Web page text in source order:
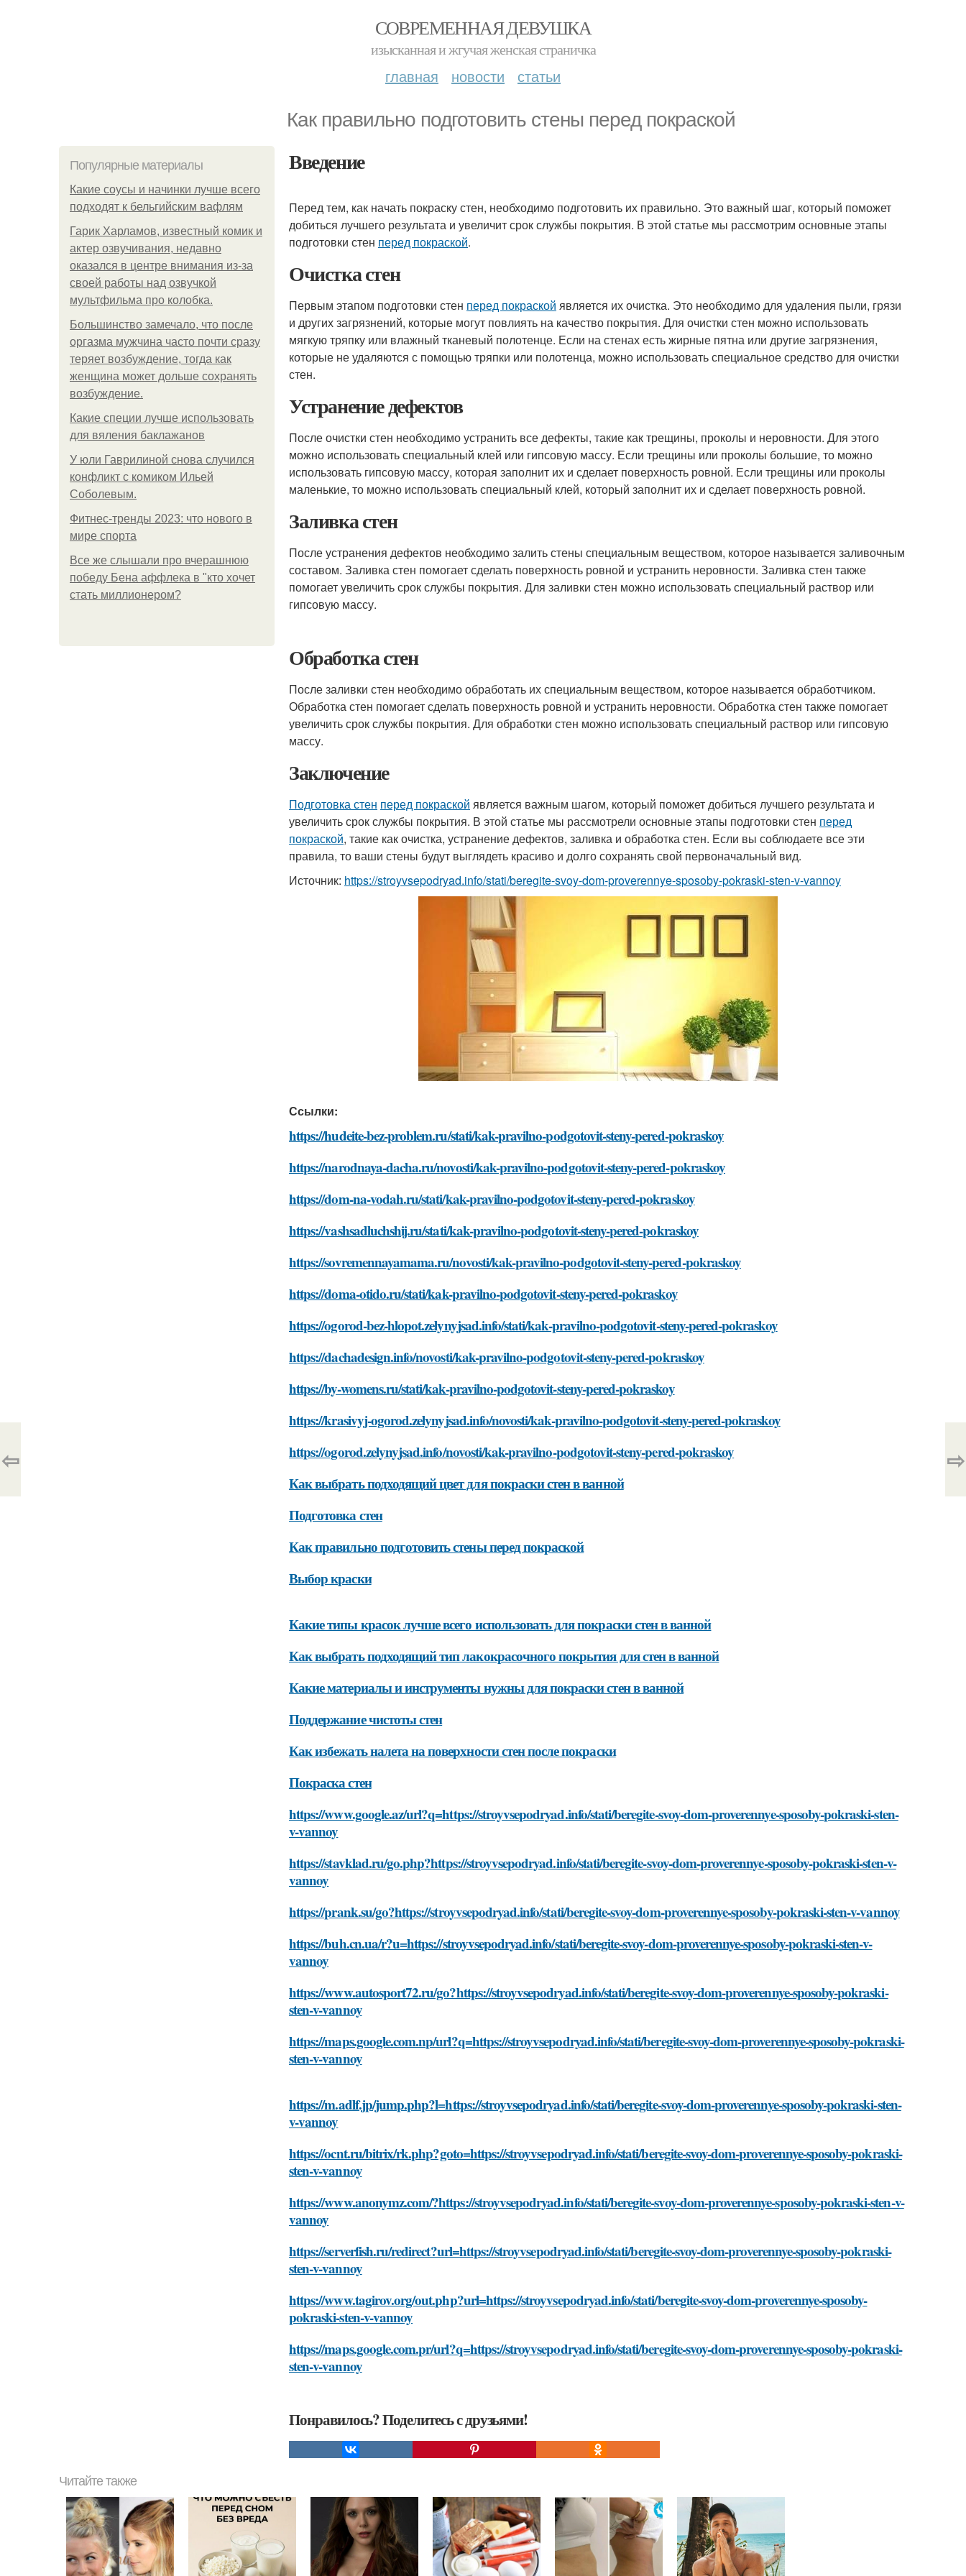
СОВРЕМЕННАЯ ДЕВУШКА
изысканная и жгучая женская страничка
главная новости статьи
Как правильно подготовить стены перед покраской
Популярные материалы
Какие соусы и начинки лучше всего
подходят к бельгийским вафлям
Гарик Харламов, известный комик и
актер озвучивания, недавно
оказался в центре внимания из-за
своей работы над озвучкой
мультфильма про колобка.
Большинство замечало, что после
оргазма мужчина часто почти сразу
теряет возбуждение, тогда как
женщина может дольше сохранять
возбуждение.
Какие специи лучше использовать
для вяления баклажанов
У юли Гаврилиной снова случился
конфликт с комиком Ильей
Соболевым.
Фитнес-тренды 2023: что нового в
мире спорта
Все же слышали про вчерашнюю
победу Бена аффлека в "кто хочет
стать миллионером?
Введение
Перед тем, как начать покраску стен, необходимо подготовить их правильно. Это важный шаг, который поможет
добиться лучшего результата и увеличит срок службы покрытия. В этой статье мы рассмотрим основные этапы
подготовки стен перед покраской.
Очистка стен
Первым этапом подготовки стен перед покраской является их очистка. Это необходимо для удаления пыли, грязи
и других загрязнений, которые могут повлиять на качество покрытия. Для очистки стен можно использовать
мягкую тряпку или влажный тканевый полотенце. Если на стенах есть жирные пятна или другие загрязнения,
которые не удаляются с помощью тряпки или полотенца, можно использовать специальное средство для очистки
стен.
Устранение дефектов
После очистки стен необходимо устранить все дефекты, такие как трещины, проколы и неровности. Для этого
можно использовать специальный клей или гипсовую массу. Если трещины или проколы большие, то можно
использовать гипсовую массу, которая заполнит их и сделает поверхность ровной. Если трещины или проколы
маленькие, то можно использовать специальный клей, который заполнит их и сделает поверхность ровной.
Заливка стен
После устранения дефектов необходимо залить стены специальным веществом, которое называется заливочным
составом. Заливка стен помогает сделать поверхность ровной и устранить неровности. Заливка стен также
помогает увеличить срок службы покрытия. Для заливки стен можно использовать специальный раствор или
гипсовую массу.
Обработка стен
После заливки стен необходимо обработать их специальным веществом, которое называется обработчиком.
Обработка стен помогает сделать поверхность ровной и устранить неровности. Обработка стен также помогает
увеличить срок службы покрытия. Для обработки стен можно использовать специальный раствор или гипсовую
массу.
Заключение
Подготовка стен перед покраской является важным шагом, который поможет добиться лучшего результата и
увеличить срок службы покрытия. В этой статье мы рассмотрели основные этапы подготовки стен перед
покраской, такие как очистка, устранение дефектов, заливка и обработка стен. Если вы соблюдаете все эти
правила, то ваши стены будут выглядеть красиво и долго сохранять свой первоначальный вид.
Источник: https://stroyvsepodryad.info/stati/beregite-svoy-dom-proverennye-sposoby-pokraski-sten-v-vannoy
Ссылки:
https://hudeite-bez-problem.ru/stati/kak-pravilno-podgotovit-steny-pered-pokraskoy
https://narodnaya-dacha.ru/novosti/kak-pravilno-podgotovit-steny-pered-pokraskoy
https://dom-na-vodah.ru/stati/kak-pravilno-podgotovit-steny-pered-pokraskoy
https://vashsadluchshij.ru/stati/kak-pravilno-podgotovit-steny-pered-pokraskoy
https://sovremennayamama.ru/novosti/kak-pravilno-podgotovit-steny-pered-pokraskoy
https://doma-otido.ru/stati/kak-pravilno-podgotovit-steny-pered-pokraskoy
https://ogorod-bez-hlopot.zelynyjsad.info/stati/kak-pravilno-podgotovit-steny-pered-pokraskoy
https://dachadesign.info/novosti/kak-pravilno-podgotovit-steny-pered-pokraskoy
https://by-womens.ru/stati/kak-pravilno-podgotovit-steny-pered-pokraskoy
https://krasivyj-ogorod.zelynyjsad.info/novosti/kak-pravilno-podgotovit-steny-pered-pokraskoy
https://ogorod.zelynyjsad.info/novosti/kak-pravilno-podgotovit-steny-pered-pokraskoy
Как выбрать подходящий цвет для покраски стен в ванной
Подготовка стен
Как правильно подготовить стены перед покраской
Выбор краски
Какие типы красок лучше всего использовать для покраски стен в ванной
Как выбрать подходящий тип лакокрасочного покрытия для стен в ванной
Какие материалы и инструменты нужны для покраски стен в ванной
Поддержание чистоты стен
Как избежать налета на поверхности стен после покраски
Покраска стен
https://www.google.az/url?q=https://stroyvsepodryad.info/stati/beregite-svoy-dom-proverennye-sposoby-pokraski-sten-
v-vannoy
https://stavklad.ru/go.php?https://stroyvsepodryad.info/stati/beregite-svoy-dom-proverennye-sposoby-pokraski-sten-v-
vannoy
https://prank.su/go?https://stroyvsepodryad.info/stati/beregite-svoy-dom-proverennye-sposoby-pokraski-sten-v-vannoy
https://buh.cn.ua/r?u=https://stroyvsepodryad.info/stati/beregite-svoy-dom-proverennye-sposoby-pokraski-sten-v-
vannoy
https://www.autosport72.ru/go?https://stroyvsepodryad.info/stati/beregite-svoy-dom-proverennye-sposoby-pokraski-
sten-v-vannoy
https://maps.google.com.np/url?q=https://stroyvsepodryad.info/stati/beregite-svoy-dom-proverennye-sposoby-pokraski-
sten-v-vannoy
https://m.adlf.jp/jump.php?l=https://stroyvsepodryad.info/stati/beregite-svoy-dom-proverennye-sposoby-pokraski-sten-
v-vannoy
https://ocnt.ru/bitrix/rk.php?goto=https://stroyvsepodryad.info/stati/beregite-svoy-dom-proverennye-sposoby-pokraski-
sten-v-vannoy
https://www.anonymz.com/?https://stroyvsepodryad.info/stati/beregite-svoy-dom-proverennye-sposoby-pokraski-sten-v-
vannoy
https://serverfish.ru/redirect?url=https://stroyvsepodryad.info/stati/beregite-svoy-dom-proverennye-sposoby-pokraski-
sten-v-vannoy
https://www.tagirov.org/out.php?url=https://stroyvsepodryad.info/stati/beregite-svoy-dom-proverennye-sposoby-
pokraski-sten-v-vannoy
https://maps.google.com.pr/url?q=https://stroyvsepodryad.info/stati/beregite-svoy-dom-proverennye-sposoby-pokraski-
sten-v-vannoy
Понравилось? Поделитесь с друзьями!
⇦ ⇨
Читайте также